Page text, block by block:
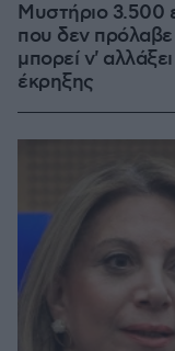
Μυστήριο 3.500
που δεν
μπορεί ν'
έκρηξης